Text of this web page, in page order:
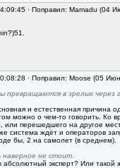
· Поправил: Mamadu (04
· Поправил: Moose (05
превращаются в зрелых через
и естественная причина
можно о чем-то говорить. Ко
или перешедшего на другое
система ждёт и операторов
бы, 2 на самолет (в среднем).
не стоит.
эксперт? Или такой